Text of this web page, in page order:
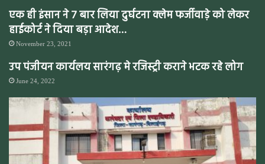
एक ही इंसान ने 7 बार लिया दुर्घटना क्लेम फर्जीवाड़े को लेकर
हाईकोर्ट ने दिया बड़ा आदेश…
November 23, 2021
उप पंजीयन कार्यलय सारंगढ़ मे रजिस्ट्री कराने भटक रहे लोग
June 24, 2022